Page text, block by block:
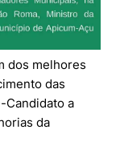
dos melhores
das
Candidato a
da